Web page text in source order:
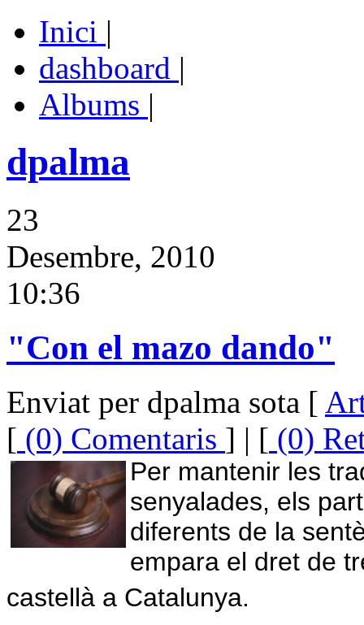
Inici |
dashboard |
Albums |
dpalma
23
Desembre, 2010
10:36
"Con el mazo dando"
Enviat per dpalma sota [
[ (0) Comentaris ] | [ (0)
Per mantenir les
senyalades, els
diferents de la
empara el dret de
castellà a Catalunya.